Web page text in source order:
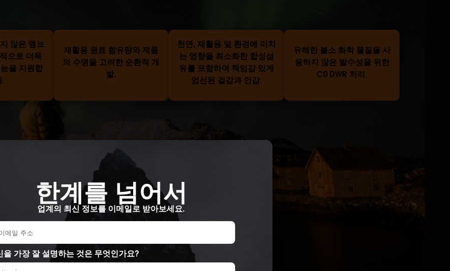
않은 멤브
으로 더욱
을 지원합
.
재활용 원료 함유량와 제품
의 수명을 고려한 순환적 개
발.
천연, 재활용 및 환경에 미치
는 영향을 최소화한 합성섬
유를 포함하여 책임감 있게
엄선된 겉감과 안감.
유해한 불소 화학 물질을 사
용하지 않은 발수성을 위한
C0 DWR 처리.
한계를 넘어서
업계의 최신 정보를 이메일로 받아보세요.
을 가장 잘 설명하는 것은 무엇인가요?